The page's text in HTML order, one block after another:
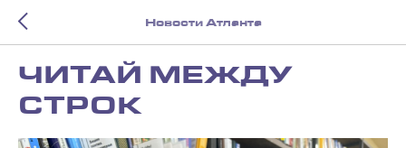
Новости Атланта
ЧИТАЙ МЕЖДУ
СТРОК